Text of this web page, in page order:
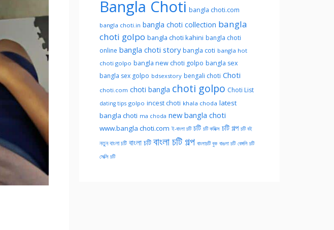
Bangla Choti bangla choti.com
bangla choti.in bangla choti collection bangla
choti golpo bangla choti kahini bangla choti
online bangla choti story bangla coti bangla hot
choti golpo bangla new choti golpo bangla sex
bangla sex golpo bdsexstory bengali choti Choti
choti.com choti bangla choti golpo Choti List
dating tips golpo incest choti khala choda latest
bangla choti ma choda new bangla choti
www.bangla choti.com ই-বাংলা চটি চটি চটি কমিক্স চটি গল্প চটি বই
নতুন বাংলা চটি বাংলা চটি বাংলা চটি গল্প বাংলাচটি বুক বাঙলা চটি বেঙ্গলি চটি
সেক্সি চটি